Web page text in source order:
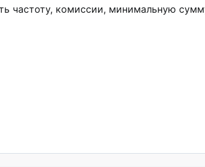
частоту, комиссии, минимальную